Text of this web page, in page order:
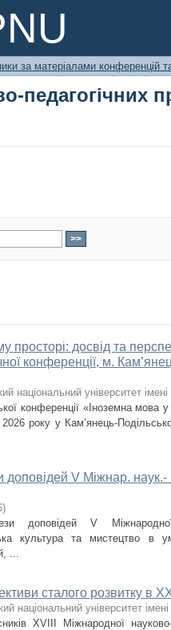
педагогічних
за матеріалами конференцій
педагогічних
просторі: досвід та
конференції, м.
національний університет імені
конференції «Іноземна мова
року у Кам’янець-
доповідей V Міжнар.
)
доповідей V Міжнародної
культура та мистецтво в
...
сталого розвитку в
національний університет
XVІІІ Міжнародної